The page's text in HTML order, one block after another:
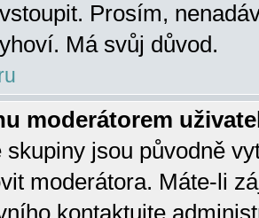
Prosím,
Má svůj důvod.
moderátorem
skupiny jsou původně
moderátora. Máte-li
kontaktujte